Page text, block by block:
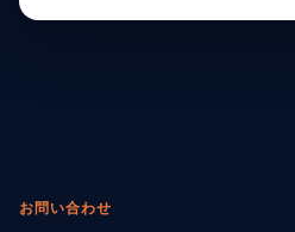
お問い合わせ